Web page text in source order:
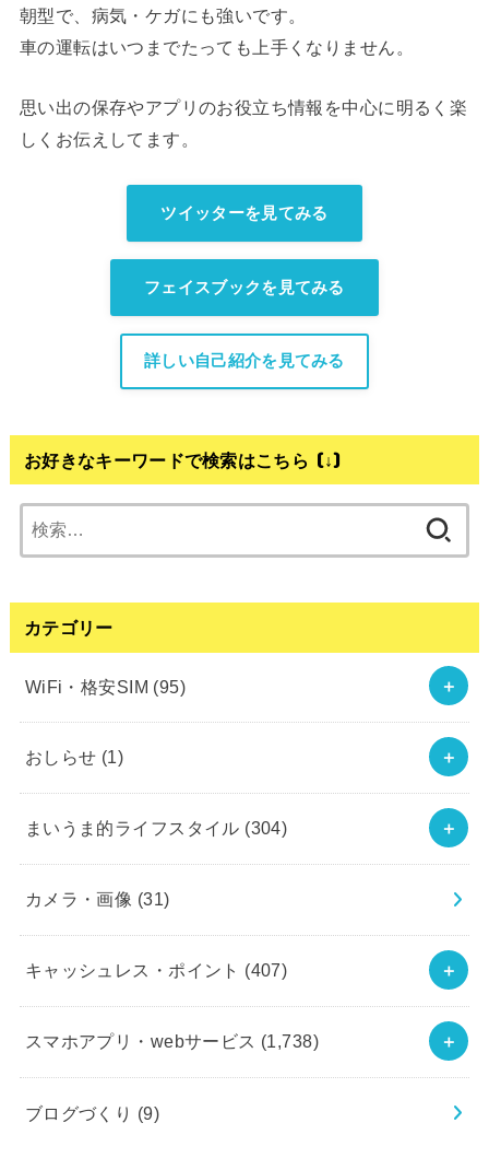
朝型で、病気・ケガにも強いです。
車の運転はいつまでたっても上手くなりません。
思い出の保存やアプリのお役立ち情報を中心に明るく楽
しくお伝えしてます。
ツイッターを見てみる
フェイスブックを見てみる
詳しい自己紹介を見てみる
お好きなキーワードで検索はこちら (↓)
索:
カテゴリー
WiFi・格安SIM (95)
おしらせ (1)
まいうま的ライフスタイル (304)
カメラ・画像 (31)
キャッシュレス・ポイント (407)
スマホアプリ・webサービス (1,738)
ブログづくり (9)